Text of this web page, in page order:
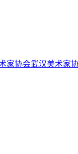
家协会武汉美术家